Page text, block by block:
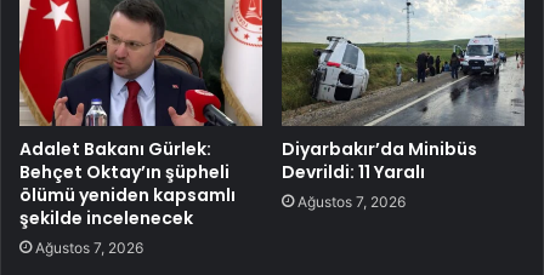
Adalet Bakanı Gürlek:
Behçet Oktay’ın şüpheli
ölümü yeniden kapsamlı
şekilde incelenecek
Ağustos 7, 2026
Diyarbakır’da Minibüs
Devrildi: 11 Yaralı
Ağustos 7, 2026